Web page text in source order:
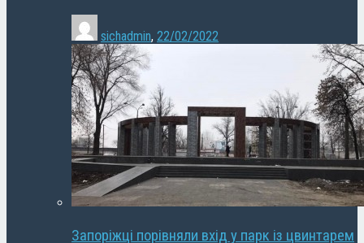
sichadmin, 22/02/2022
Запоріжці порівняли вхід у парк із цвинтарем